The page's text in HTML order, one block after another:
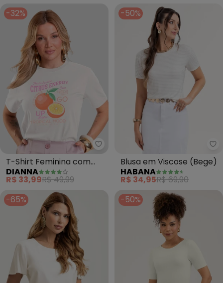
-32%
Dianna - T-Shirt Feminina com
T-Shirt Feminina com
Estampa de Frutas
(Bege)
DIANNA
R$ 33,99R$ 49,99
-50%
Blusa em Viscose (Bege)
HABANA
R$ 34,95R$ 69,90
-65%
-50%